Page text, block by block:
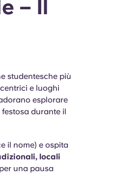
– Il
studentesche più
e luoghi
esplorare
festosa durante il
il nome) e ospita
locali
una pausa